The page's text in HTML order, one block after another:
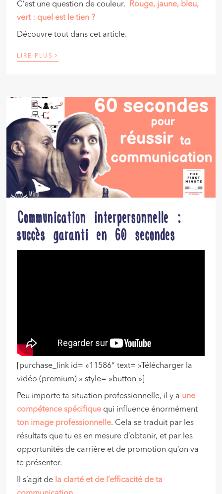
C’est une question de couleur. Rouge, jaune, bleu,
vert : quel est le tien ?
Découvre tout dans cet article.
LIRE PLUS ›
Communication interpersonnelle :
succès garanti en 60 secondes
[purchase_link id= »11586″ text= »Télécharger la
vidéo (premium) » style= »button »]
Peu importe ta situation professionnelle, il y a une
compétence spécifique qui influence énormément
ton image professionnelle. Cela se traduit par les
résultats que tu es en mesure d’obtenir, et par les
opportunités de carrière et de promotion qu’on va
te présenter.
Il s’agit de la clarté et de l’efficacité de ta